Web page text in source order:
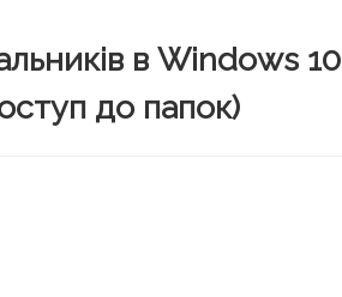
в Windows 10
до папок)